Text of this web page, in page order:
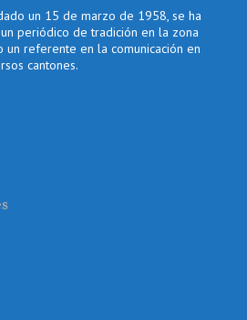
un 15 de marzo de 1958, se ha
periódico de tradición en la zona
un referente en la comunicación en
cantones.